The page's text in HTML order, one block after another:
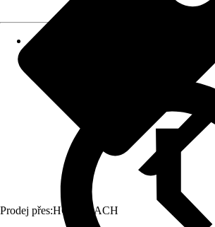
Prodej přes:HORNBACH